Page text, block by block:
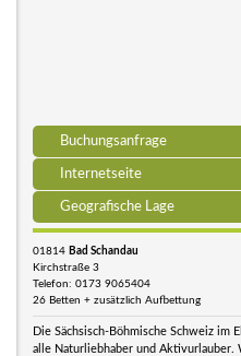
Buchungsanfrage
Internetseite
Geografische Lage
01814 Bad Schandau
Kirchstraße 3
Telefon: 0173 9065404
26 Betten + zusätzlich Aufbettung
Die Sächsisch-Böhmische Schweiz im
alle Naturliebhaber und Aktivurlauber.